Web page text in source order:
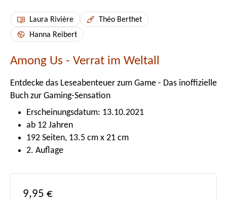
Laura Rivière
Théo Berthet
Hanna Reibert
Among Us - Verrat im Weltall
Entdecke das Leseabenteuer zum Game - Das inoffizielle
Buch zur Gaming-Sensation
Erscheinungsdatum: 13.10.2021
ab 12 Jahren
192 Seiten, 13.5 cm x 21 cm
2. Auflage
Regulärer Preis:
9,95 €